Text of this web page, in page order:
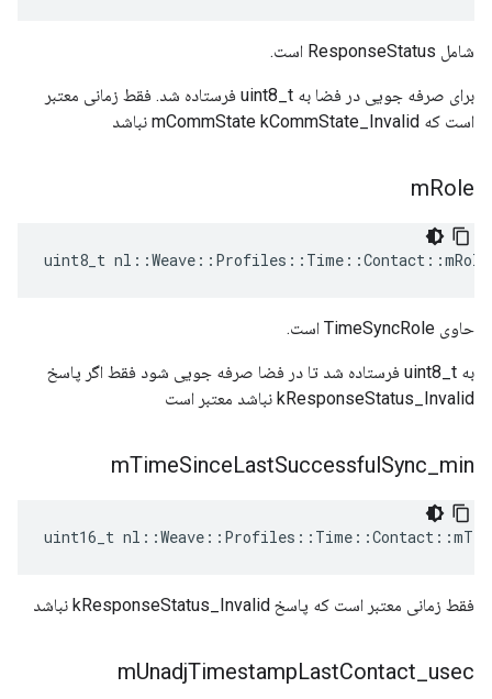
شامل ResponseStatus است.
برای صرفه جویی در فضا به uint8_t فرستاده شد. فقط زمانی معتبر
است که mCommState kCommState_Invalid نباشد
mRole
uint8_t nl::Weave::Profiles::Time::Contact::mRole
حاوی TimeSyncRole است.
به uint8_t فرستاده شد تا در فضا صرفه جویی شود فقط اگر پاسخ
kResponseStatus_Invalid نباشد معتبر است
mTimeSinceLastSuccessfulSync min
uint16_t
فقط زمانی معتبر است که پاسخ kResponseStatus_Invalid نباشد
mUnadjTimestampLastContact usec